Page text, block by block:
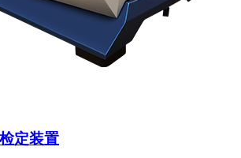
定装置